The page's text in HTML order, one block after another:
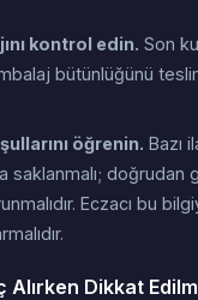
kontrol edin. Son
bütünlüğünü
öğrenin. Bazı
saklanmalı; doğrudan
Eczacı bu
Alırken Dikkat